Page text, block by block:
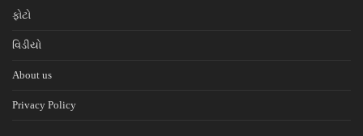
ફોટો
વિડીયો
About us
Privacy Policy